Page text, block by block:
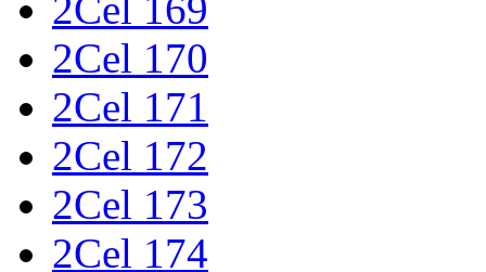
2Cel 170
2Cel 171
2Cel 172
2Cel 173
2Cel 174